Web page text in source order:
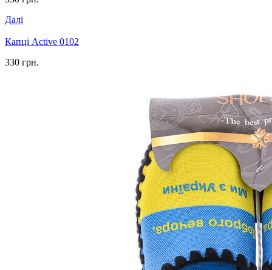
Далі
Капці Active 0102
330 грн.